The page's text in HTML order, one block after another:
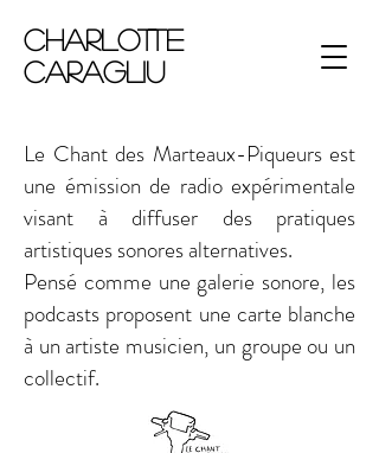
Charlotte
Caragliu
Le Chant des Marteaux-Piqueurs est
une émission de radio expérimentale
visant à diffuser des pratiques
artistiques sonores alternatives.​
Pensé comme une galerie sonore, les
podcasts proposent une carte blanche
à un artiste musicien, un groupe ou un
collectif.